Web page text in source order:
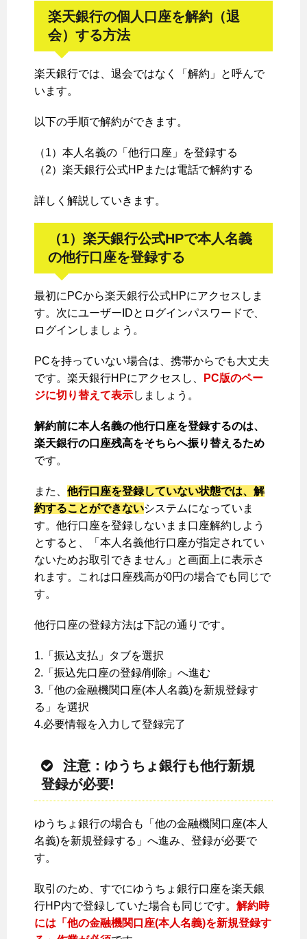
楽天銀行の個人口座を解約（退
会）する方法
楽天銀行では、退会ではなく「解約」と呼んで
います。
以下の手順で解約ができます。
（1）本人名義の「他行口座」を登録する
（2）楽天銀行公式HPまたは電話で解約する
詳しく解説していきます。
（1）楽天銀行公式HPで本人名義
の他行口座を登録する
最初にPCから楽天銀行公式HPにアクセスしま
す。次にユーザーIDとログインパスワードで、
ログインしましょう。
PCを持っていない場合は、携帯からでも大丈夫
です。楽天銀行HPにアクセスし、
PC版のペー
ジに切り替えて表示しましょう。
解約前に本人名義の他行口座を登録するのは、
楽天銀行の口座残高をそちらへ振り替えるため
です。
また、 他行口座を登録していない状態では、解
約することができないシステムになっていま
す。他行口座を登録しないまま口座解約しよう
とすると、「本人名義他行口座が指定されてい
ないためお取引できません」と画面上に表示さ
れます。これは口座残高が0円の場合でも同じで
す。
他行口座の登録方法は下記の通りです。
1.「振込支払」タブを選択
2.「振込先口座の登録/削除」へ進む
3.「他の金融機関口座(本人名義)を新規登録す
る」を選択
4.必要情報を入力して登録完了
注意：ゆうちょ銀行も他行新規
登録が必要!
ゆうちょ銀行の場合も「他の金融機関口座(本人
名義)を新規登録する」へ進み、登録が必要で
す。
取引のため、すでにゆうちょ銀行口座を楽天銀
行HP内で登録していた場合も同じです。 解約時
には「他の金融機関口座(本人名義)を新規登録す